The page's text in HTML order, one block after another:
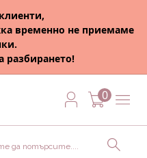
временно не приемаме
разбирането!
0